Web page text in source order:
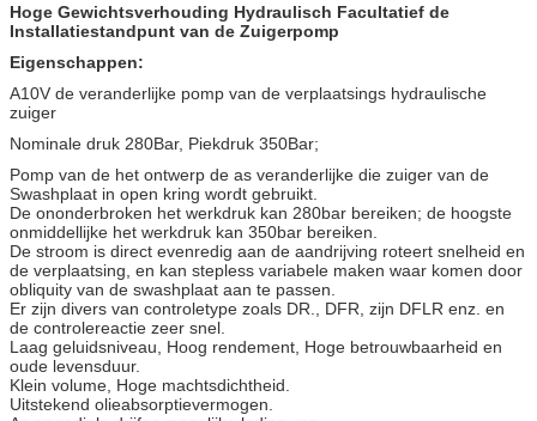
Hoge Gewichtsverhouding Hydraulisch Facultatief de
Installatiestandpunt van de Zuigerpomp
Eigenschappen:
A10V de veranderlijke pomp van de verplaatsings hydraulische
zuiger
Nominale druk 280Bar, Piekdruk 350Bar;
Pomp van de het ontwerp de as veranderlijke die zuiger van de
Swashplaat in open kring wordt gebruikt.
De ononderbroken het werkdruk kan 280bar bereiken; de hoogste
onmiddellijke het werkdruk kan 350bar bereiken.
De stroom is direct evenredig aan de aandrijving roteert snelheid en
de verplaatsing, en kan stepless variabele maken waar komen door
obliquity van de swashplaat aan te passen.
Er zijn divers van controletype zoals DR., DFR, zijn DFLR enz. en
de controlereactie zeer snel.
Laag geluidsniveau, Hoog rendement, Hoge betrouwbaarheid en
oude levensduur.
Klein volume, Hoge machtsdichtheid.
Uitstekend olieabsorptievermogen.